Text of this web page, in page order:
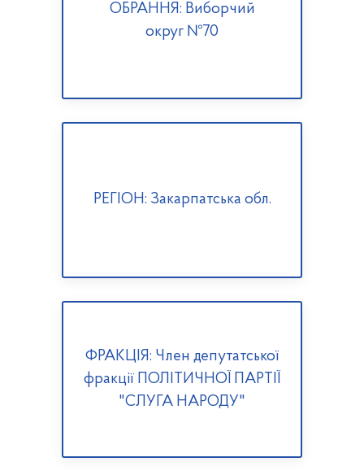
ОБРАННЯ: Виборчий
округ №70
РЕГІОН: Закарпатська обл.
ФРАКЦІЯ: Член депутатської
фракції ПОЛІТИЧНОЇ ПАРТІЇ
"СЛУГА НАРОДУ"